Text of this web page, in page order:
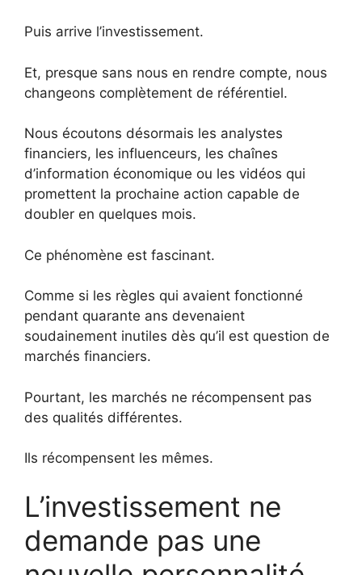
Puis arrive l’investissement.
Et, presque sans nous en rendre compte, nous
changeons complètement de référentiel.
Nous écoutons désormais les analystes
financiers, les influenceurs, les chaînes
d’information économique ou les vidéos qui
promettent la prochaine action capable de
doubler en quelques mois.
Ce phénomène est fascinant.
Comme si les règles qui avaient fonctionné
pendant quarante ans devenaient
soudainement inutiles dès qu’il est question de
marchés financiers.
Pourtant, les marchés ne récompensent pas
des qualités différentes.
Ils récompensent les mêmes.
L’investissement ne
demande pas une